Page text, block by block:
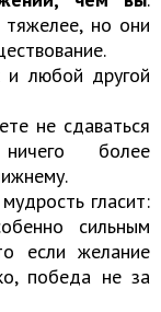
но они
и любой другой
не сдаваться
более
гласит:
сильным
если желание
победа не за